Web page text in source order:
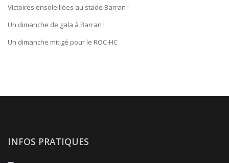
Victoires ensoleillées au stade Barran !
Un dimanche de gala à Barran !
Un dimanche mitigé pour le ROC-HC
INFOS PRATIQUES